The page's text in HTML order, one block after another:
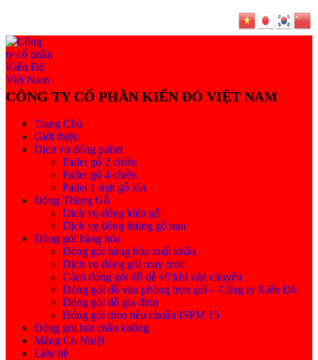
Trang Chủ
Giới thiệu
Dịch vụ đóng pallet
Pallet gỗ 2 chiều
Pallet gỗ 4 chiều
Pallet 1 mặt gỗ kín
Đóng Thùng Gỗ
Dịch vụ đóng kiện gỗ
Dịch vụ đóng thùng gỗ nan
Đóng gói hàng hóa
Đóng gói hàng hóa xuất khẩu
Dịch vụ đóng gói máy móc
Cách đóng gói đồ dễ vỡ khi vận chuyển
Đóng gói đồ văn phòng trọn gói – Công ty Kiến Đỏ
Đóng gói đồ gia đình
Đóng gói theo tiêu chuẩn ISPM 15
Đóng gói hút chân không
Màng Co Nhiệt
Liên hệ